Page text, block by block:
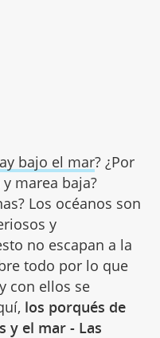
bajo el mar? ¿Por
marea baja?
Los océanos son
y
no escapan a la
todo por lo que
con ellos se
los porqués de
y el mar - Las